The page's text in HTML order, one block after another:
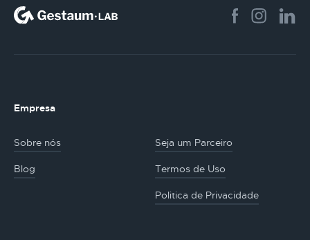
Empresa
Sobre nós Seja um Parceiro
Blog Termos de Uso
Politica de Privacidade